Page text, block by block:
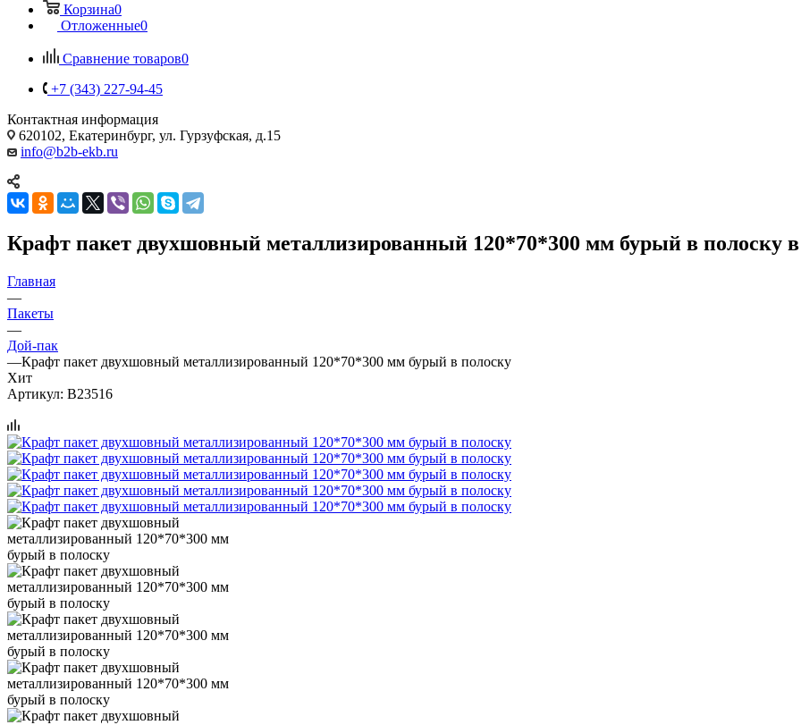
Корзина0
Отложенные0
Сравнение товаров0
+7 (343) 227-94-45
Контактная информация
620102, Екатеринбург, ул. Гурзуфская, д.15
info@b2b-ekb.ru
Крафт пакет двухшовный металлизированный 120*70*300 мм бурый в полоску в
Главная
—
Пакеты
—
Дой-пак
—Крафт пакет двухшовный металлизированный 120*70*300 мм бурый в полоску
Хит
Артикул: B23516